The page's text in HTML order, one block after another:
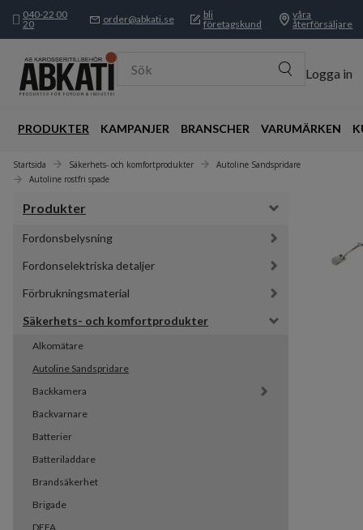
040-22 00
20
order@abkati.se
bli
företagskund
våra
återförsäljare
Sök Logga in
PRODUKTER KAMPANJER BRANSCHER VARUMÄRKEN
Startsida Säkerhets- och komfortprodukter
Autoline Sandspridare
Autoline rostfri spade
Produkter
Fordonsbelysning
Fordonselektriska detaljer
Förbrukningsmaterial
Säkerhets- och komfortprodukter
Alkomätare
Autoline Sandspridare
Backkamera
Backvarnare
Batterier
Batteriladdare
Brandsäkerhet
Brigade
DEFA